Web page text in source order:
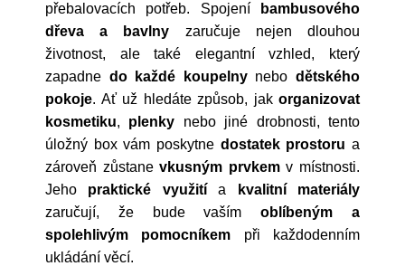
přebalovacích potřeb. Spojení
bambusového
dřeva a bavlny zaručuje nejen dlouhou
životnost, ale také elegantní vzhled, který
zapadne do každé koupelnynebodětského
pokoje. Ať už hledáte způsob, jak organizovat
kosmetiku, plenky nebo jiné drobnosti, tento
úložný box vám poskytne dostatek prostoru a
zároveň zůstanevkusným prvkemv místnosti.
Jeho praktické využitía
kvalitní materiály
zaručují, že bude vašímoblíbeným a
spolehlivým pomocníkem při každodenním
ukládání věcí.